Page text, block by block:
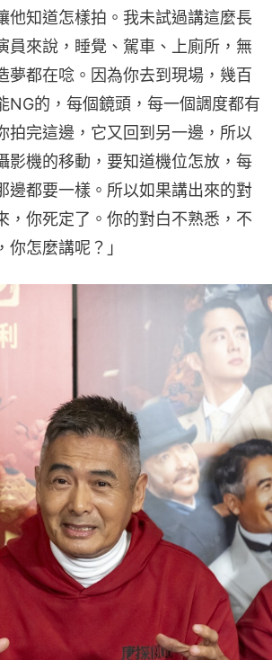
他知道怎樣拍。我未試過講這麼長
員來說，睡覺、駕車、上廁所，無
夢都在唸。因為你去到現場，幾百
NG的，每個鏡頭，每一個調度都有
拍完這邊，它又回到另一邊，所以
影機的移動，要知道機位怎放，每
邊都要一樣。所以如果講出來的對
，你死定了。你的對白不熟悉，不
怎麼講呢？」